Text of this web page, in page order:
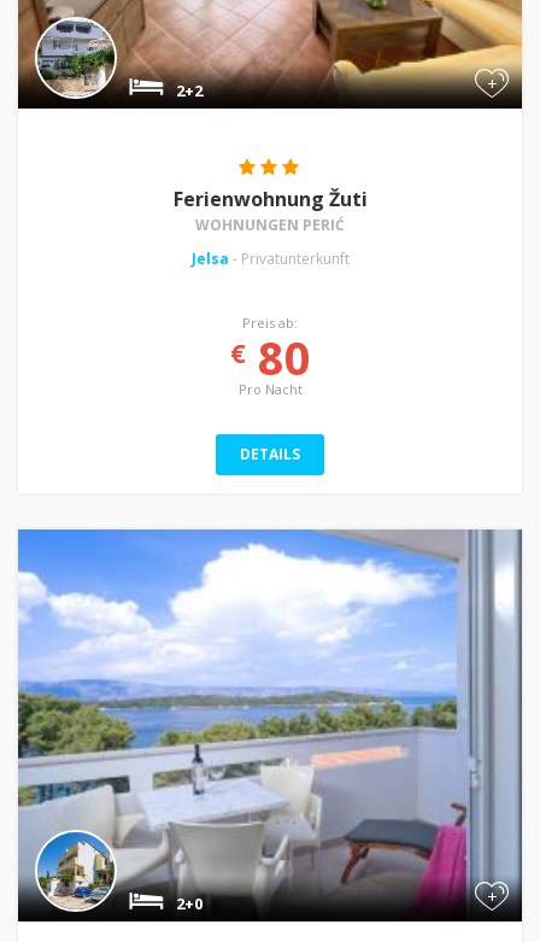
+
2+2
Ferienwohnung Žuti
WOHNUNGEN PERIĆ
Jelsa - Privatunterkunft
Preis ab:
€80
Pro Nacht
DETAILS
+
2+0